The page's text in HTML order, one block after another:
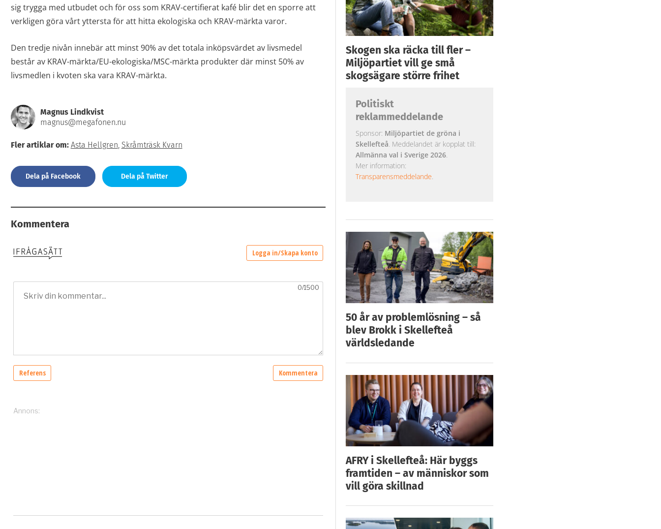
sig trygga med utbudet och för oss som KRAV-certifierat kafé blir det en sporre att
verkligen göra vårt yttersta för att hitta ekologiska och KRAV-märkta varor.
Den tredje nivån innebär att minst 90% av det totala inköpsvärdet av livsmedel
består av KRAV-märkta/EU-ekologiska/MSC-märkta produkter där minst 50% av
livsmedlen i kvoten ska vara KRAV-märkta.
Magnus Lindkvist
magnus@megafonen.nu
Fler artiklar om: Asta Hellgren, Skråmträsk Kvarn
Dela på Facebook Dela på Twitter
Kommentera
Skogen ska räcka till fler –
Miljöpartiet vill ge små
skogsägare större frihet
Politiskt
reklammeddelande
Sponsor: Miljöpartiet de gröna i
Skellefteå. Meddelandet är kopplat till:
Allmänna val i Sverige 2026.
Mer information:
Transparensmeddelande.
50 år av problemlösning – så
blev Brokk i Skellefteå
världsledande
AFRY i Skellefteå: Här byggs
framtiden – av människor som
vill göra skillnad